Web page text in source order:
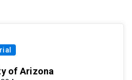
of Arizona